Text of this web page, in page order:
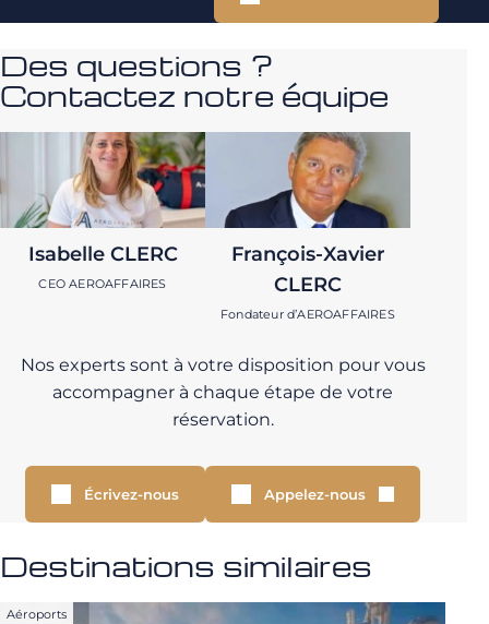
Des questions ?
Contactez notre équipe
Isabelle CLERC
CEO AEROAFFAIRES
François-Xavier
CLERC
Fondateur d’AEROAFFAIRES
Nos experts sont à votre disposition pour vous
accompagner à chaque étape de votre
réservation.
Écrivez-nous Appelez-nous
Destinations similaires
Aéroports